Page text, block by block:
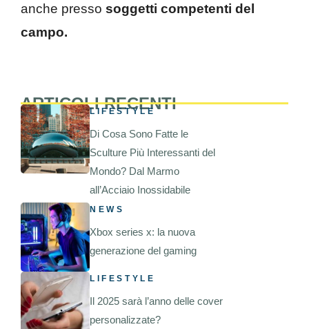
anche presso soggetti competenti del
campo.
ARTICOLI RECENTI
LIFESTYLE
Di Cosa Sono Fatte le
Sculture Più Interessanti del
Mondo? Dal Marmo
all’Acciaio Inossidabile
NEWS
Xbox series x: la nuova
generazione del gaming
LIFESTYLE
Il 2025 sarà l’anno delle cover
personalizzate?